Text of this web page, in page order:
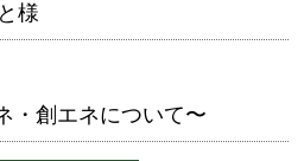
様
・創エネについて〜